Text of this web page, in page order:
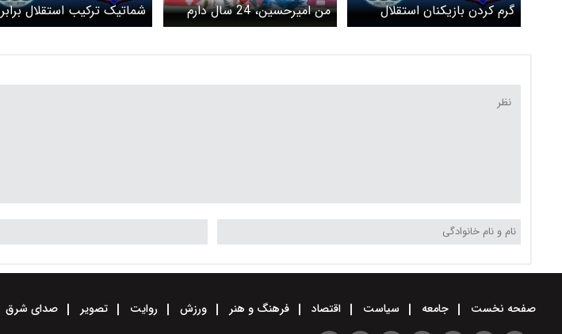
گرم کردن بازیکنان استقلال
پیش از مسابقه+ویدئو
من امیرحسین، 24 سال دارم
شماتیک ترکیب استقلال برابر
نساجی+عکس
صفحه نخست جامعه سیاست اقتصاد فرهنگ و هنر ورزش روایت تصویر صدای شرق